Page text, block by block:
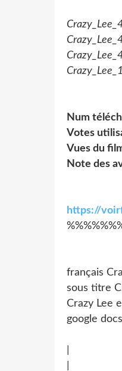
Num
Votes
Vues du
Note des
https://
français
sous titre
Crazy Lee
google